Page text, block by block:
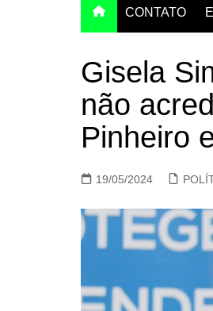
CONTATO
Gisela
não
Pinheiro
19/05/2024